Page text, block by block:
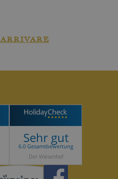
Sehr gut
6.0 Gesamtbewertung
Der Wiesenhof